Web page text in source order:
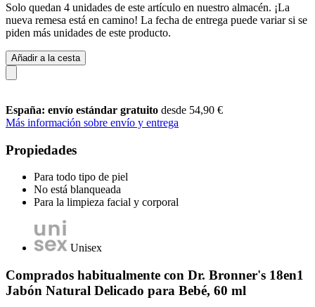
Solo quedan 4 unidades de este artículo en nuestro almacén. ¡La
nueva remesa está en camino! La fecha de entrega puede variar si se
piden más unidades de este producto.
Añadir a la cesta
España: envío estándar gratuito desde 54,90 €
Más información sobre envío y entrega
Propiedades
Para todo tipo de piel
No está blanqueada
Para la limpieza facial y corporal
Unisex
Comprados habitualmente con Dr. Bronner's 18en1
Jabón Natural Delicado para Bebé, 60 ml